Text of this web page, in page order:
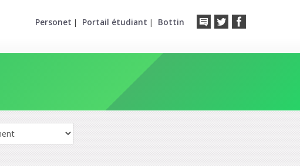
Personet | Portail étudiant | Bottin